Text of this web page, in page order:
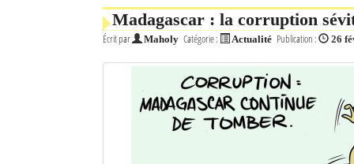
Madagascar : la corruption
Écrit par Maholy Catégorie : Actualité Publication : 26